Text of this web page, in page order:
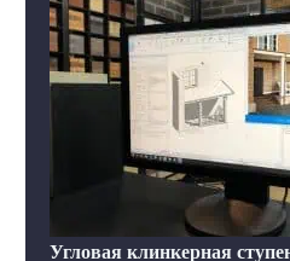
Угловая клинкерная